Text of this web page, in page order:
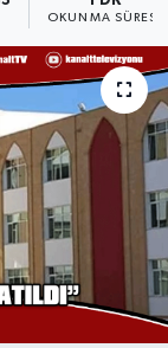
OKUNMA SÜRESI